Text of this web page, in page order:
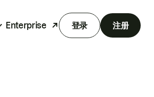
Enterprise 登录 注册